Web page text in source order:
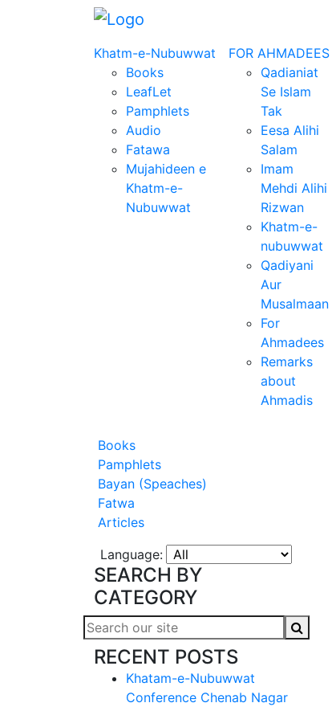
Khatm-e-Nubuwwat
Books
LeafLet
Pamphlets
Audio
Fatawa
Mujahideen e
Khatm-e-
Nubuwwat
FOR AHMADEES
Qadianiat
Se Islam
Tak
Eesa Alihi
Salam
Imam
Mehdi Alihi
Rizwan
Khatm-e-
nubuwwat
Qadiyani
Aur
Musalmaan
For
Ahmadees
Remarks
about
Ahmadis
Books
Pamphlets
Bayan (Speaches)
Fatwa
Articles
Language:
SEARCH BY
CATEGORY
RECENT POSTS
Khatam-e-Nubuwwat
Conference Chenab Nagar